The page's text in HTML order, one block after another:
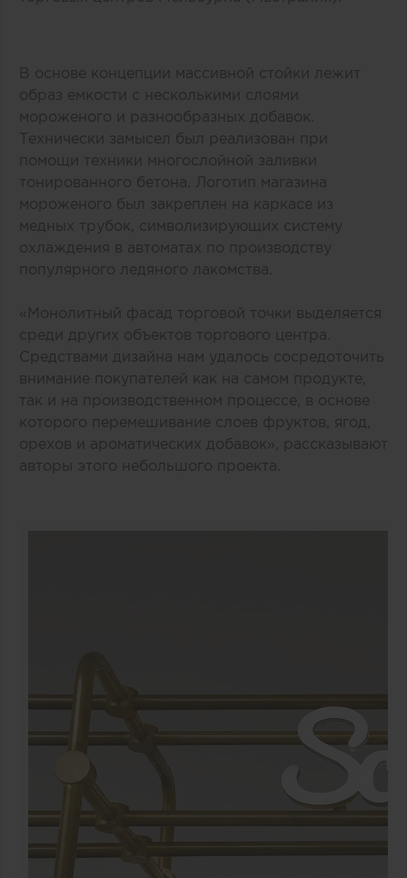
В основе концепции массивной стойки лежит
образ емкости с несколькими слоями
мороженого и разнообразных добавок.
Технически замысел был реализован при
помощи техники многослойной заливки
тонированного бетона. Логотип магазина
мороженого был закреплен на каркасе из
медных трубок, символизирующих систему
охлаждения в автоматах по производству
популярного ледяного лакомства.
«Монолитный фасад торговой точки выделяется
среди других объектов торгового центра.
Средствами дизайна нам удалось сосредоточить
внимание покупателей как на самом продукте,
так и на производственном процессе, в основе
которого перемешивание слоев фруктов, ягод,
орехов и ароматических добавок», рассказывают
авторы этого небольшого проекта.